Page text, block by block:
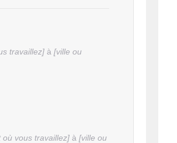
travaillez] à [ville ou
où vous travaillez] à [ville ou